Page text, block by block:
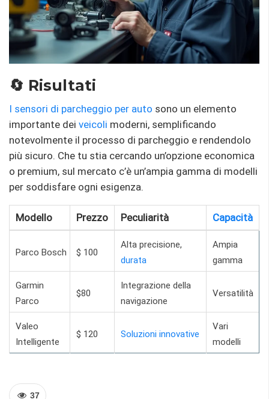
🔄 Risultati
I sensori di parcheggio per auto sono un elemento
importante dei veicoli moderni, semplificando
notevolmente il processo di parcheggio e rendendolo
più sicuro. Che tu stia cercando un’opzione economica
o premium, sul mercato c’è un’ampia gamma di modelli
per soddisfare ogni esigenza.
Modello Prezzo Peculiarità Capacità
Parco Bosch $ 100
Alta precisione,
durata
Ampia
gamma
Garmin
Parco
$80
Integrazione della
navigazione
Versatilità
Valeo
Intelligente
$ 120 Soluzioni innovative
Vari
modelli
37